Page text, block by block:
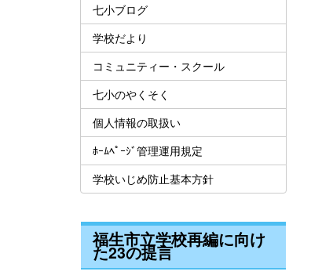
七小ブログ
学校だより
コミュニティー・スクール
七小のやくそく
個人情報の取扱い
ﾎｰﾑﾍﾟｰｼﾞ管理運用規定
学校いじめ防止基本方針
福生市立学校再編に向け
た23の提言